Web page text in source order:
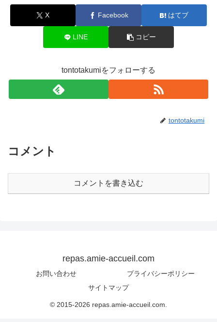
X Facebook はてブ
LINE コピー
tontotakumiをフォローする
tontotakumi
コメント
コメントを書き込む
repas.amie-accueil.com
お問い合わせ
プライバシーポリシー
サイトマップ
© 2015-2026 repas.amie-accueil.com.